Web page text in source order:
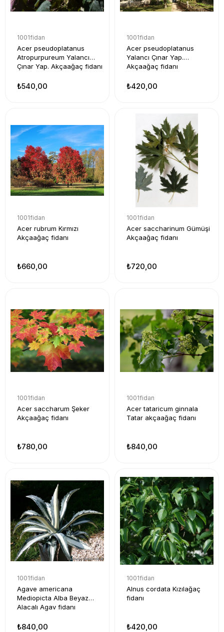
1001fidan
Acer pseudoplatanus
Atropurpureum Yalancı
Çınar Yap. Akçaağaç fidanı
₺540,00
1001fidan
Acer pseudoplatanus
Yalancı Çınar Yap.
Akçaağaç fidanı
₺420,00
1001fidan
Acer rubrum Kırmızı
Akçaağaç fidanı
₺660,00
1001fidan
Acer saccharinum Gümüşi
Akçaağaç fidanı
₺720,00
1001fidan
Acer saccharum Şeker
Akçaağaç fidanı
₺780,00
1001fidan
Acer tataricum ginnala
Tatar akçaağaç fidanı
₺840,00
1001fidan
Agave americana
Mediopicta Alba Beyaz
Alacalı Agav fidanı
₺840,00
1001fidan
Alnus cordata Kızılağaç
fidanı
₺420,00